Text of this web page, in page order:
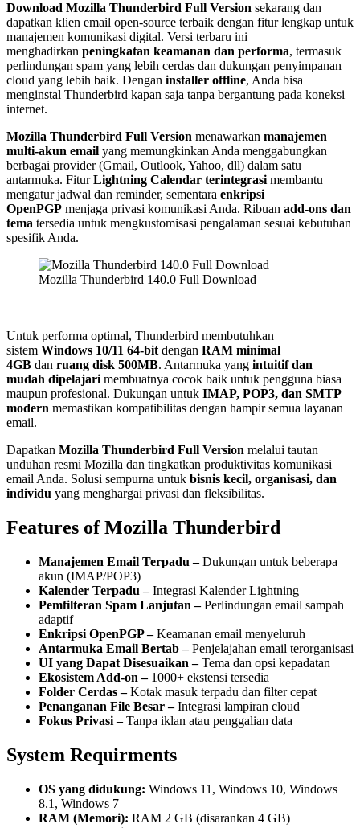
Download Mozilla Thunderbird Full Version sekarang dan
dapatkan klien email open-source terbaik dengan fitur lengkap untuk
manajemen komunikasi digital. Versi terbaru ini
menghadirkan peningkatan keamanan dan performa, termasuk
perlindungan spam yang lebih cerdas dan dukungan penyimpanan
cloud yang lebih baik. Dengan installer offline, Anda bisa
menginstal Thunderbird kapan saja tanpa bergantung pada koneksi
internet.
Mozilla Thunderbird Full Version menawarkan manajemen
multi-akun email yang memungkinkan Anda menggabungkan
berbagai provider (Gmail, Outlook, Yahoo, dll) dalam satu
antarmuka. FiturLightning Calendar terintegrasimembantu
mengatur jadwal dan reminder, sementara enkripsi
OpenPGP menjaga privasi komunikasi Anda. Ribuan add-ons dan
tema tersedia untuk mengkustomisasi pengalaman sesuai kebutuhan
spesifik Anda.
Mozilla Thunderbird 140.0 Full Download
Untuk performa optimal, Thunderbird membutuhkan
sistem Windows 10/11 64-bitdengan RAM minimal
4GB dan ruang disk 500MB. Antarmuka yang intuitif dan
mudah dipelajarimembuatnya cocok baik untuk pengguna biasa
maupun profesional. Dukungan untuk IMAP, POP3, dan SMTP
modern memastikan kompatibilitas dengan hampir semua layanan
email.
Dapatkan Mozilla Thunderbird Full Version melalui tautan
unduhan resmi Mozilla dan tingkatkan produktivitas komunikasi
email Anda. Solusi sempurna untuk bisnis kecil, organisasi, dan
individu yang menghargai privasi dan fleksibilitas.
Features of Mozilla Thunderbird
Manajemen Email Terpadu –Dukungan untuk beberapa
akun (IMAP/POP3)
Kalender Terpadu –Integrasi Kalender Lightning
Pemfilteran Spam Lanjutan –Perlindungan email sampah
adaptif
Enkripsi OpenPGP –Keamanan email menyeluruh
Antarmuka Email Bertab –Penjelajahan email terorganisasi
UI yang Dapat Disesuaikan –Tema dan opsi kepadatan
Ekosistem Add-on – 1000+ ekstensi tersedia
Folder Cerdas –Kotak masuk terpadu dan filter cepat
Penanganan File Besar –Integrasi lampiran cloud
Fokus Privasi –Tanpa iklan atau penggalian data
System Requirments
OS yang didukung: Windows 11, Windows 10, Windows
8.1, Windows 7
RAM (Memori): RAM 2 GB (disarankan 4 GB)